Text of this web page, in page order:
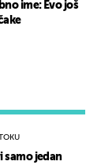
samo jedan
ime: Evo još